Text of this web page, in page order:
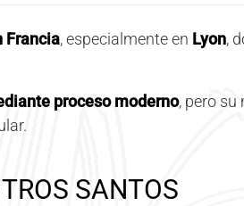
Francia, especialmente en Lyon,
proceso moderno, pero
SANTOS